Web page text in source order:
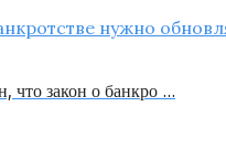
что закон о банкро …